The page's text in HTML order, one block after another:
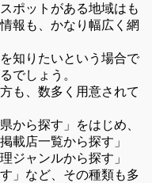
ポットがある地域はも
報も、かなり幅広く網
知りたいという場合で
でしょう。
も、数多く用意されて
から探す」をはじめ、
載店一覧から探す」
ジャンルから探す」
」など、その種類も多